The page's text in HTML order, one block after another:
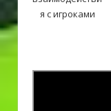
я с игроками